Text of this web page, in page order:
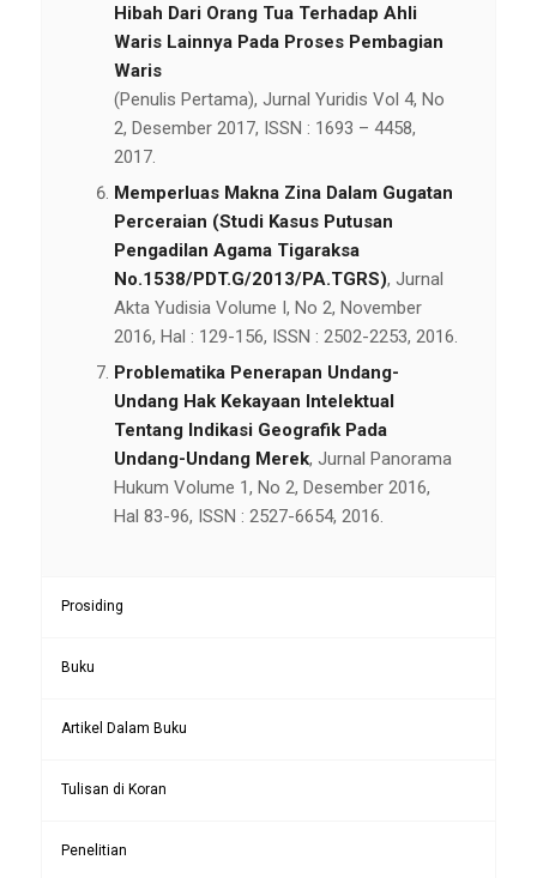
Hibah Dari Orang Tua Terhadap Ahli
Waris Lainnya Pada Proses Pembagian
Waris
(Penulis Pertama), Jurnal Yuridis Vol 4, No
2, Desember 2017, ISSN : 1693 – 4458,
2017.
Memperluas Makna Zina Dalam Gugatan
Perceraian (Studi Kasus Putusan
Pengadilan Agama Tigaraksa
No.1538/PDT.G/2013/PA.TGRS), Jurnal
Akta Yudisia Volume I, No 2, November
2016, Hal : 129-156, ISSN : 2502-2253, 2016.
Problematika Penerapan Undang-
Undang Hak Kekayaan Intelektual
Tentang Indikasi Geografik Pada
Undang-Undang Merek, Jurnal Panorama
Hukum Volume 1, No 2, Desember 2016,
Hal 83-96, ISSN : 2527-6654, 2016.
Prosiding
Buku
Artikel Dalam Buku
Tulisan di Koran
Penelitian